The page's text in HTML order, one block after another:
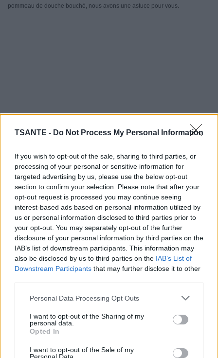
TSANTE - Do Not Process My Personal Information
If you wish to opt-out of the sale, sharing to third parties, or
processing of your personal or sensitive information for
targeted advertising by us, please use the below opt-out
section to confirm your selection. Please note that after your
opt-out request is processed you may continue seeing
interest-based ads based on personal information utilized by
us or personal information disclosed to third parties prior to
your opt-out. You may separately opt-out of the further
disclosure of your personal information by third parties on the
IAB’s list of downstream participants. This information may
also be disclosed by us to third parties on the IAB’s List of
Downstream Participants that may further disclose it to other
Personal Data Processing Opt Outs
I want to opt-out of the Sharing of my
personal data.
Opted In
I want to opt-out of the Sale of my
pommeau de douche bouché, nous avons une astuce pour vous.
Prenez un grand sac en plastique rempli à moitié avec du
vinaigre blanc. Mettez le sac sur la tête de douche en vous
assurant que sa façade est entièrement trempée dans le
vinaigre.
Attachez un élastique à cheveux autour pour le maintenir
et laissez pendant une à deux heures.